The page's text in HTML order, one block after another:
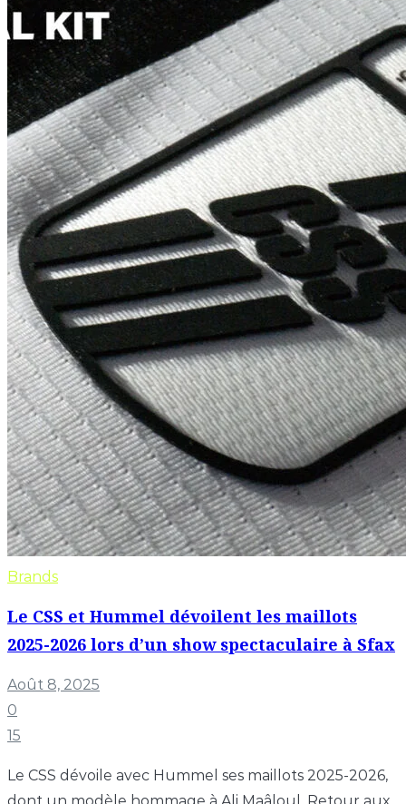
Brands
Le CSS et Hummel dévoilent les maillots
2025-2026 lors d’un show spectaculaire à Sfax
Août 8, 2025
0
15
Le CSS dévoile avec Hummel ses maillots 2025-2026,